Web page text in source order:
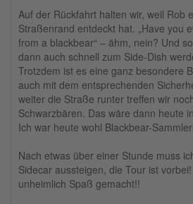
Auf der Rückfahrt halten wir, weil Rob
Straßenrand entdeckt hat. „Have you
from a blackbear“ – ähm, nein? Und
dann auch schnell zum Side-Dish
Trotzdem ist es eine ganz besondere
auch mit dem entsprechenden
weiter die Straße runter treffen wir
Schwarzbären. Das wäre dann heute
Ich war heute wohl Blackbear-
Nach etwas über einer Stunde muss
Sidecar aussteigen, die Tour ist
unheimlich Spaß gemacht!!